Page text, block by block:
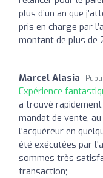
plus d’un an que
pris en charge par
montant de plus de
Marcel Alasia
Expérience
a trouvé
mandat de vente,
l'acquéreur en
été exécutées par
sommes très
transaction;